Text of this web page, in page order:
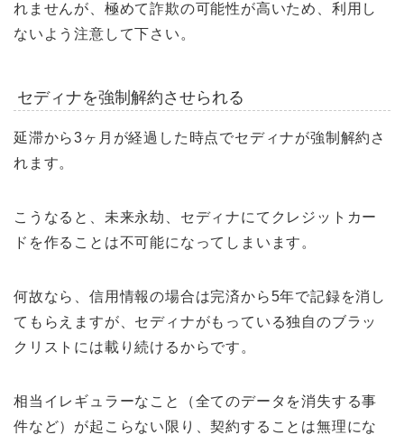
れませんが、極めて詐欺の可能性が高いため、利用し
ないよう注意して下さい。
セディナを強制解約させられる
延滞から3ヶ月が経過した時点でセディナが強制解約さ
れます。
こうなると、未来永劫、セディナにてクレジットカー
ドを作ることは不可能になってしまいます。
何故なら、信用情報の場合は完済から5年で記録を消し
てもらえますが、セディナがもっている独自のブラッ
クリストには載り続けるからです。
相当イレギュラーなこと（全てのデータを消失する事
件など）が起こらない限り、契約することは無理にな